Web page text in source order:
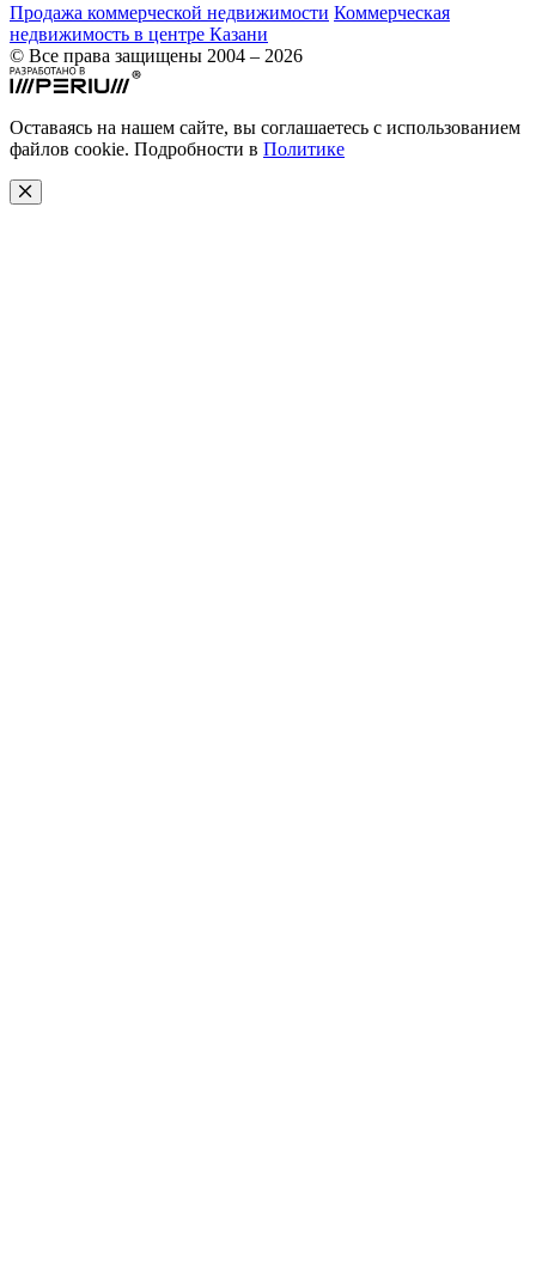
Продажа коммерческой недвижимости Коммерческая
недвижимость в центре Казани
© Все права защищены 2004 – 2026
Оставаясь на нашем сайте, вы соглашаетесь с использованием
файлов cookie. Подробности в Политике